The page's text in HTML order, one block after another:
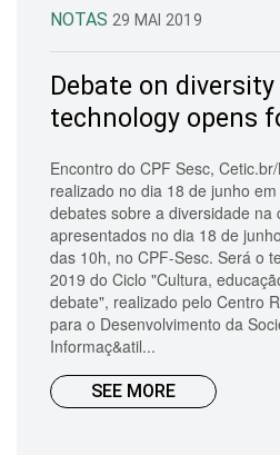
NOTAS 29 MAI 2019
Debate on diversity
technology opens
Encontro do CPF Sesc,
realizado no dia 18 de junho
debates sobre a diversidade na
apresentados no dia 18 de
das 10h, no CPF-Sesc. Será o
2019 do Ciclo "Cultura,
debate", realizado pelo Centro
para o Desenvolvimento da
Informaç&atil...
SEE MORE